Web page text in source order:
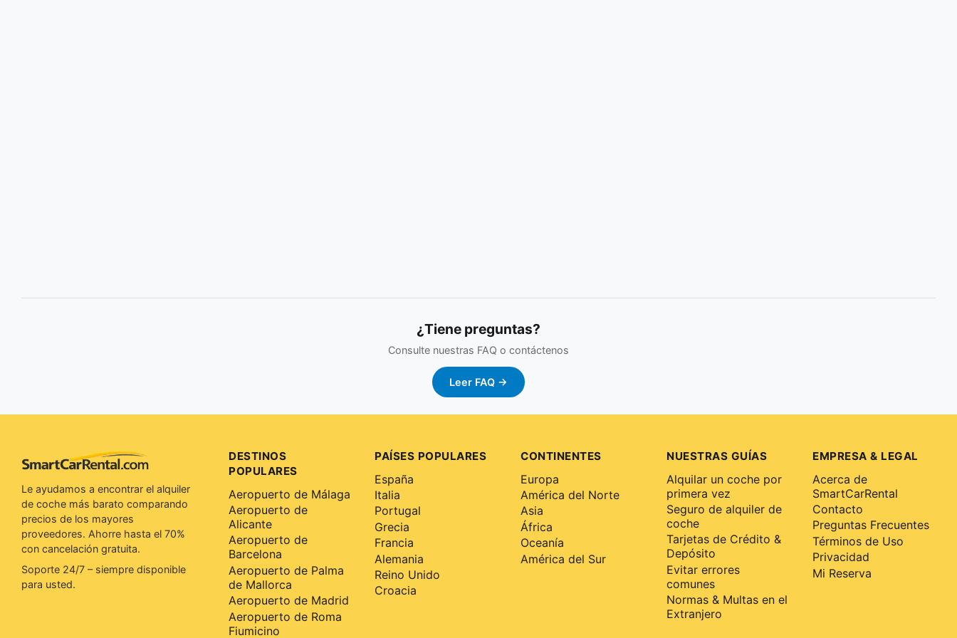
¿Tiene preguntas?
Consulte nuestras FAQ o contáctenos
Leer FAQ →
Le ayudamos a encontrar el alquiler
de coche más barato comparando
precios de los mayores
proveedores. Ahorre hasta el 70%
con cancelación gratuita.
Soporte 24/7 – siempre disponible
para usted.
DESTINOS
POPULARES
Aeropuerto de Málaga
Aeropuerto de
Alicante
Aeropuerto de
Barcelona
Aeropuerto de Palma
de Mallorca
Aeropuerto de Madrid
Aeropuerto de Roma
Fiumicino
PAÍSES POPULARES
España
Italia
Portugal
Grecia
Francia
Alemania
Reino Unido
Croacia
CONTINENTES
Europa
América del Norte
Asia
África
Oceanía
América del Sur
NUESTRAS GUÍAS
Alquilar un coche por
primera vez
Seguro de alquiler de
coche
Tarjetas de Crédito &
Depósito
Evitar errores
comunes
Normas & Multas en el
Extranjero
EMPRESA & LEGAL
Acerca de
SmartCarRental
Contacto
Preguntas Frecuentes
Términos de Uso
Privacidad
Mi Reserva